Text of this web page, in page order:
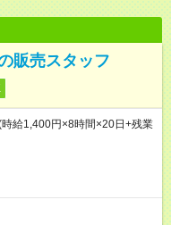
販売スタッフ
給1,400円×8時間×20日+残業